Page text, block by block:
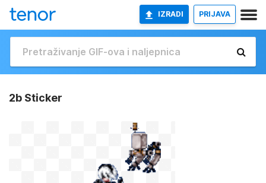
IZRADI PRIJAVA
2b Sticker